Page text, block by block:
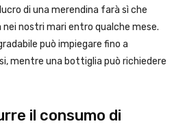
di una merendina farà sì che
nostri mari entro qualche mese.
può impiegare fino a
mentre una bottiglia può richiedere
il consumo di